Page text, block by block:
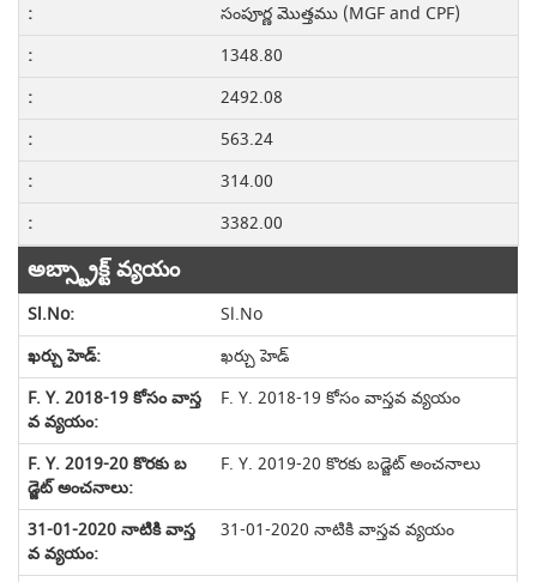
సంపూర్ణ మొత్తము (MGF and CPF)
1348.80
2492.08
563.24
314.00
3382.00
అబ్స్ట్రాక్ట్ వ్యయం
Sl.No
ఖర్చు హెడ్
F. Y. 2018-19 కోసం వాస్తవ వ్యయం
F. Y. 2019-20 కొరకు బడ్జెట్ అంచనాలు
31-01-2020 నాటికి వాస్తవ వ్యయం